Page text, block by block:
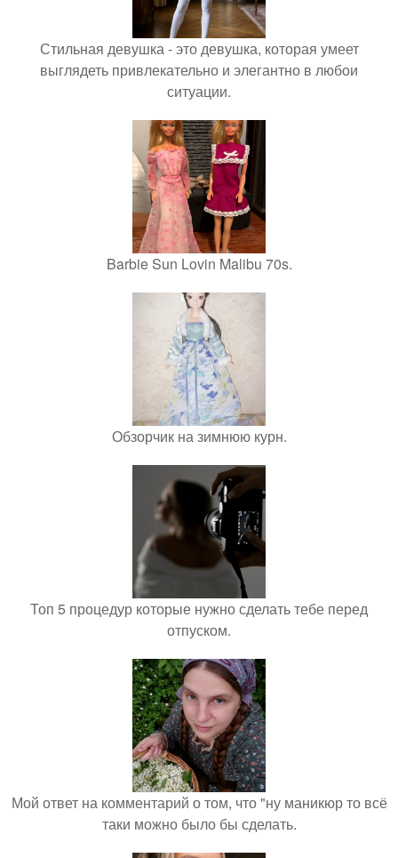
Стильная девушка - это девушка, которая умеет
выглядеть привлекательно и элегантно в любои
ситуации.
Barbie Sun Lovin Malibu 70s.
Обзорчик на зимнюю курн.
Топ 5 процедур которые нужно сделать тебе перед
отпуском.
Мой ответ на комментарий о том, что "ну маникюр то всё
таки можно было бы сделать.